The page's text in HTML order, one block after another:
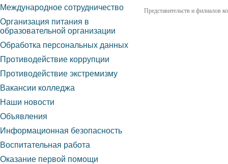
Представительств и филиалов
Международное сотрудничество
Организация питания в
образовательной организации
Обработка персональных данных
Противодействие коррупции
Противодействие экстремизму
Вакансии колледжа
Наши новости
Объявления
Информационная безопасность
Воспитательная работа
Оказание первой помощи